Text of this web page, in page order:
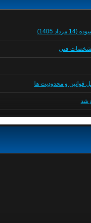
1405)
قوانین و محدودیت ها
شد